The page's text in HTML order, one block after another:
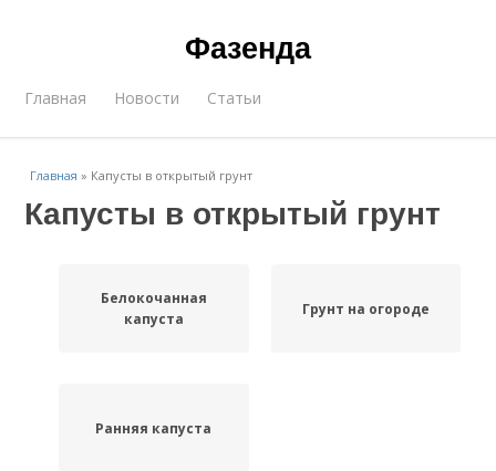
Фазенда
Главная Новости Статьи
Главная » Капусты в открытый грунт
Капусты в открытый грунт
Белокочанная
капуста
Грунт на огороде
Ранняя капуста